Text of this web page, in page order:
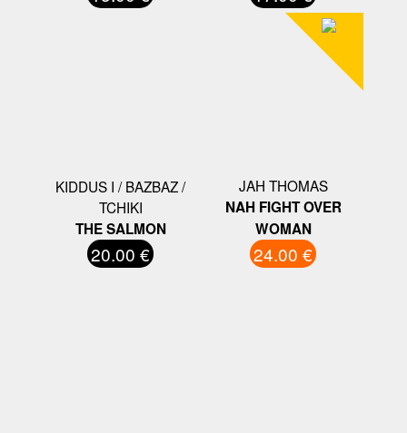
KIDDUS I / BAZBAZ /
TCHIKI
THE SALMON
20.00 €
JAH THOMAS
NAH FIGHT OVER
WOMAN
24.00 €